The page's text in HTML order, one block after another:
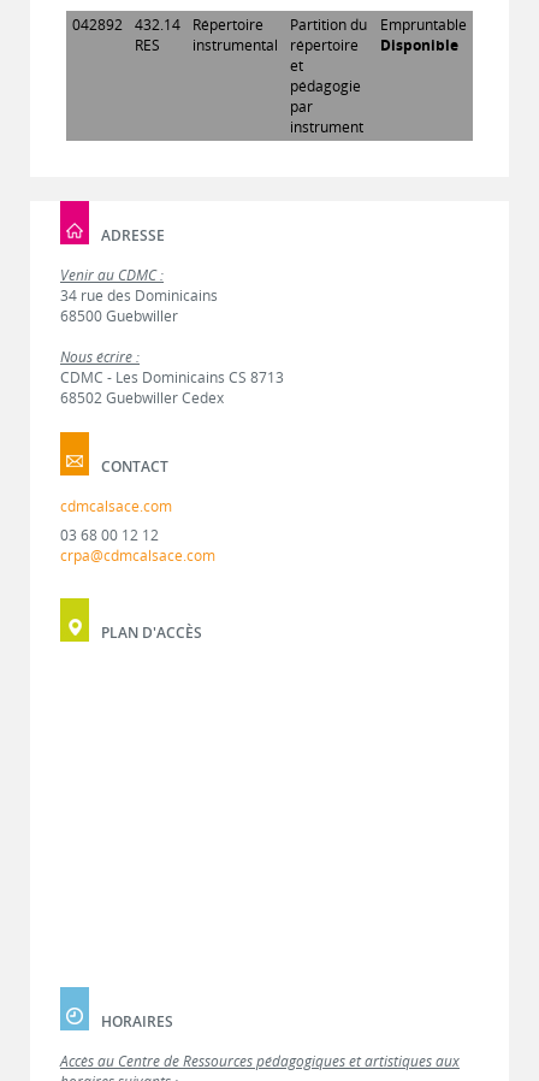
042892 432.14
RES
Répertoire
instrumental
Partition du
répertoire
et
pédagogie
par
instrument
Empruntable
Disponible
ADRESSE
Venir au CDMC :
34 rue des Dominicains
68500 Guebwiller
Nous écrire :
CDMC - Les Dominicains CS 8713
68502 Guebwiller Cedex
CONTACT
cdmcalsace.com
03 68 00 12 12
crpa@cdmcalsace.com
PLAN D'ACCÈS
HORAIRES
Accès au Centre de Ressources pédagogiques et artistiques aux